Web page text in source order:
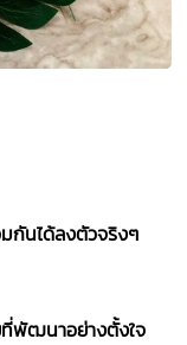
กันได้ลงตัวจริงๆ
ที่พัฒนาอย่างตั้งใจ